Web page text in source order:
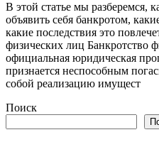
В этой статье мы разберемся,
объявить себя банкротом,
какие последствия это
физических лиц Банкротство
официальная юридическая
признается неспособным
собой реализацию имущест
Поиск